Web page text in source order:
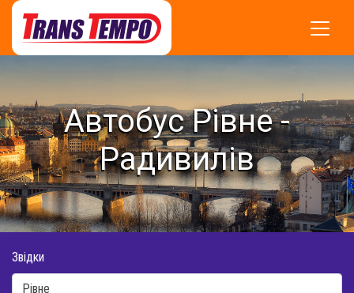
Автобус Рівне -
Радивилів
Звідки